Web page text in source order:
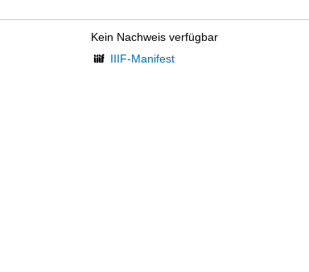
Kein Nachweis verfügbar
IIIF-Manifest